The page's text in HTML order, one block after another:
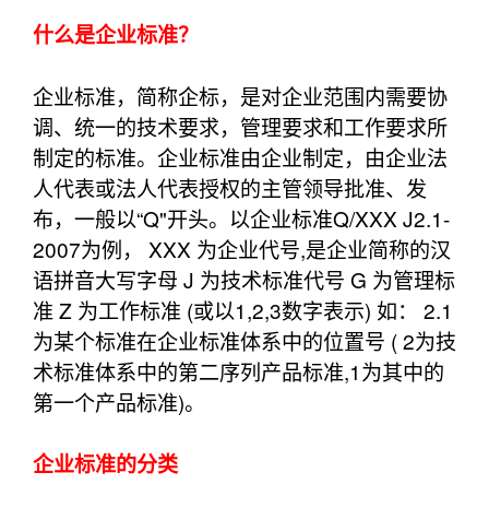
什么是企业标准？
企业标准，简称企标，是对企业范围内需要协
调、统一的技术要求，管理要求和工作要求所
制定的标准。企业标准由企业制定，由企业法
人代表或法人代表授权的主管领导批准、发
布，一般以“Q"开头。以企业标准Q/XXX J2.1-
2007为例， XXX 为企业代号,是企业简称的汉
语拼音大写字母 J 为技术标准代号 G 为管理标
准 Z 为工作标准 (或以1,2,3数字表示) 如： 2.1
为某个标准在企业标准体系中的位置号 ( 2为技
术标准体系中的第二序列产品标准,1为其中的
第一个产品标准)。
企业标准的分类